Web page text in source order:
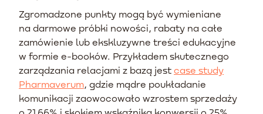
Zgromadzone punkty mogą być wymieniane
na darmowe próbki nowości, rabaty na całe
zamówienie lub ekskluzywne treści edukacyjne
w formie e-booków. Przykładem skutecznego
zarządzania relacjami z bazą jest case study
Pharmaverum , gdzie mądre poukładanie
komunikacji zaowocowało wzrostem sprzedaży